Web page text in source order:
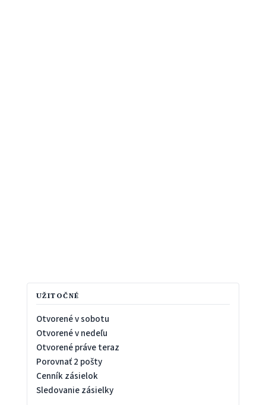
UŽITOČNÉ
Otvorené v sobotu
Otvorené v nedeľu
Otvorené práve teraz
Porovnať 2 pošty
Cenník zásielok
Sledovanie zásielky